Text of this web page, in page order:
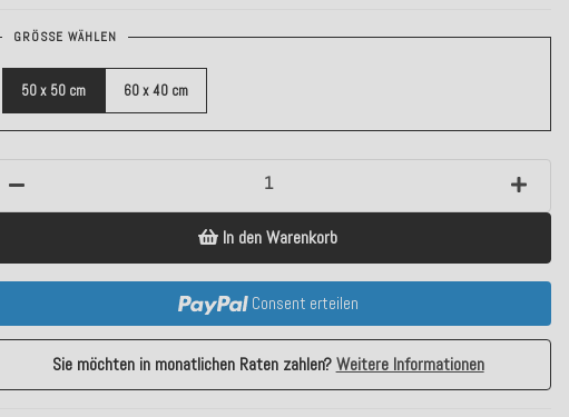
GRÖSSE WÄHLEN
50 x 50 cm 60 x 40 cm
In den Warenkorb
Consent erteilen
Sie möchten in monatlichen Raten zahlen?Weitere Informationen